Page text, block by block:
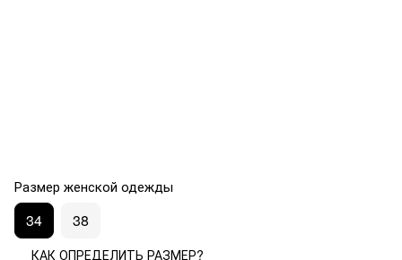
Размер женской одежды
34 38
КАК ОПРЕДЕЛИТЬ РАЗМЕР?